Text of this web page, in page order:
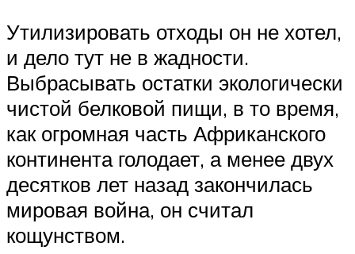
Утилизировать отходы он не хотел,
и дело тут не в жадности.
Выбрасывать остатки экологически
чистой белковой пищи, в то время,
как огромная часть Африканского
континента голодает, а менее двух
десятков лет назад закончилась
мировая война, он считал
кощунством.